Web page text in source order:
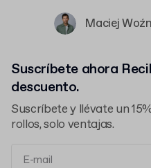
Maciej
Suscríbete ahora
descuento.
Suscríbete y llévate un
rollos, solo ventajas.